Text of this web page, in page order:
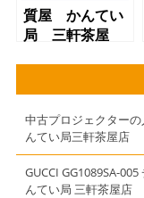
質屋 かんてい
局 三軒茶屋
ヴィトン）
M62121 ジッ
ピーウォレッ
ト アンプラン
ト ネイビー
中古プロジェクター
んてい局三軒茶屋店
GUCCI GG1089SA-
んてい局 三軒茶屋店